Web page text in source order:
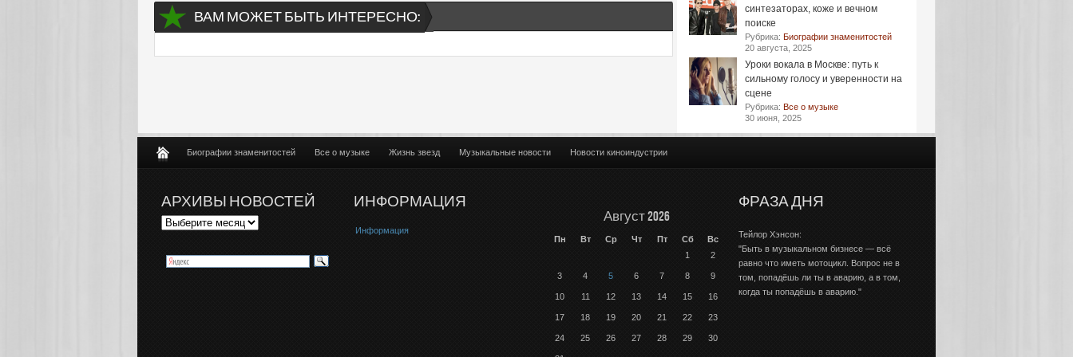
ВАМ МОЖЕТ БЫТЬ ИНТЕРЕСНО:
синтезаторах, коже и вечном
поиске
Рубрика: Биографии знаменитостей
20 августа, 2025
Уроки вокала в Москве: путь к
сильному голосу и уверенности на
сцене
Рубрика: Все о музыке
30 июня, 2025
Биографии знаменитостей Все о музыке Жизнь звезд Музыкальные новости Новости киноиндустрии
АРХИВЫ НОВОСТЕЙ ИНФОРМАЦИЯ
Информация
Август 2026
Пн Вт Ср Чт Пт Сб
Вс
1
2
3 4 5 6 7 8 9
10 11 12 13 14 15 16
17 18 19 20 21 22 23
24 25 26 27 28 29 30
ФРАЗА ДНЯ
Тейлор Хэнсон:
"Быть в музыкальном бизнесе — всё
равно что иметь мотоцикл. Вопрос не в
том, попадёшь ли ты в аварию, а в том,
когда ты попадёшь в аварию."